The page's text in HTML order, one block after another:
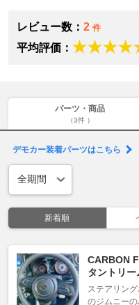
レビュー数： 2 件
平均評価：
パーツ・商品
（3件 ）
デモカー装着パーツはこちら
新着順
CARBON
タントリー
ステアリン
のジムニー